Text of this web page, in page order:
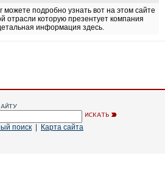
подробно узнать вот на этом сайте
отрасли которую презентует компания
информация здесь.
поиск Карта сайта